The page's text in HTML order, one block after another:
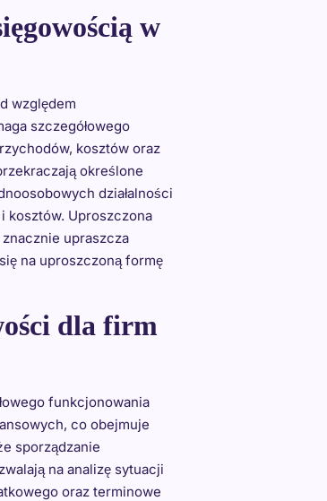
w
względem
szczegółowego
kosztów oraz
określone
działalności
kosztów. Uproszczona
upraszcza
na uproszczoną formę
dla firm
funkcjonowania
co obejmuje
sporządzanie
na analizę sytuacji
oraz terminowe